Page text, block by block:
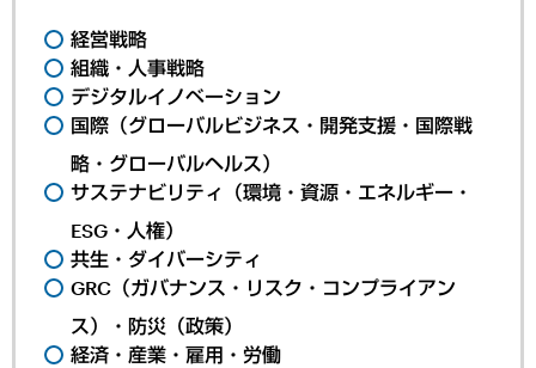
経営戦略
組織・人事戦略
デジタルイノベーション
国際（グローバルビジネス・開発支援・国際戦
略・グローバルヘルス）
サステナビリティ（環境・資源・エネルギー・
ESG・人権）
共生・ダイバーシティ
GRC（ガバナンス・リスク・コンプライアン
ス）・防災（政策）
経済・産業・雇用・労働